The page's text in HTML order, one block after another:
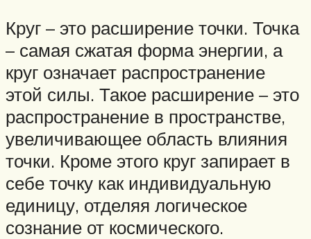
Круг – это расширение точки. Точка
– самая сжатая форма энергии, а
круг означает распространение
этой силы. Такое расширение – это
распространение в пространстве,
увеличивающее область влияния
точки. Кроме этого круг запирает в
себе точку как индивидуальную
единицу, отделяя логическое
сознание от космического.